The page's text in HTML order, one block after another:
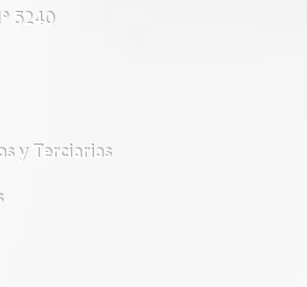
5240
y Terciarias